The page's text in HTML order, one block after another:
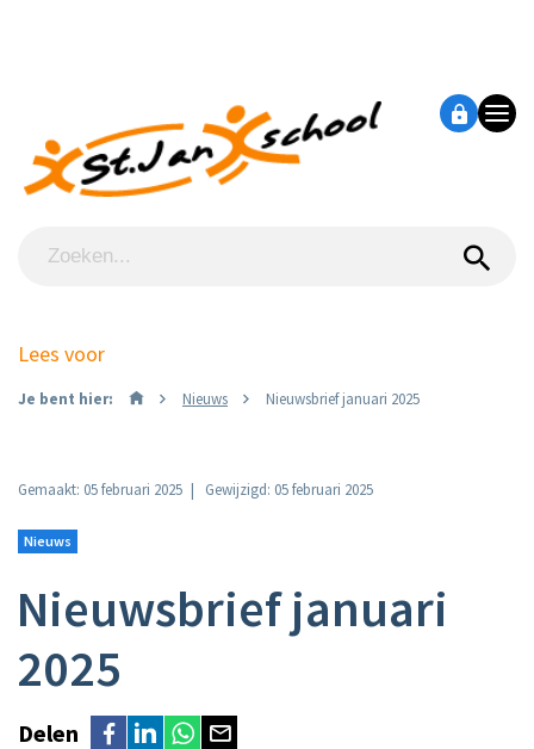
Lees voor
Je bent hier: Nieuws Nieuwsbrief januari 2025
Gemaakt: 05 februari 2025 Gewijzigd: 05 februari 2025
Nieuws
Nieuwsbrief januari
2025
Delen